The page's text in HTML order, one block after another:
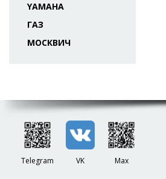
YAMAHA
ГАЗ
МОСКВИЧ
Telegram VK Max